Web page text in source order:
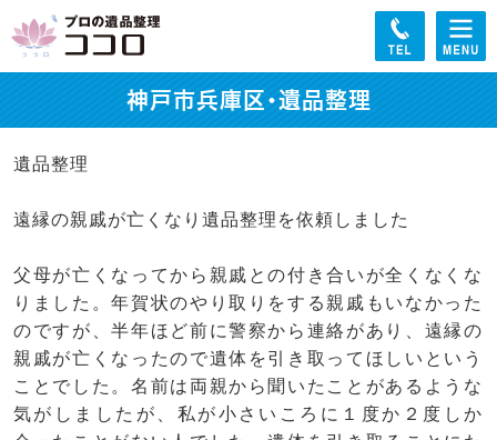
神戸市兵庫区・遺品整理
遺品整理
遠縁の親戚が亡くなり遺品整理を依頼しました
父母が亡くなってから親戚との付き合いが全くなくな
りました。年賀状のやり取りをする親戚もいなかった
のですが、半年ほど前に警察から連絡があり、遠縁の
親戚が亡くなったので遺体を引き取ってほしいという
ことでした。名前は両親から聞いたことがあるような
気がしましたが、私が小さいころに１度か２度しか